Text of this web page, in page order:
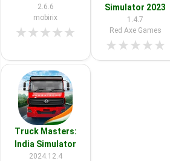
2.6.6
mobirix
★★★★★
Simulator 2023
1.4.7
Red Axe Games
★★★★★
Truck Masters:
India Simulator
2024.12.4